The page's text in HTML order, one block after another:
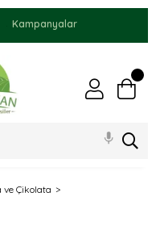
Kampanyalar
ve Çikolata